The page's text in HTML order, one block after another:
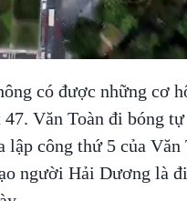
có được những cơ
Văn Toàn đi bóng
công thứ 5 của Văn
người Hải Dương là